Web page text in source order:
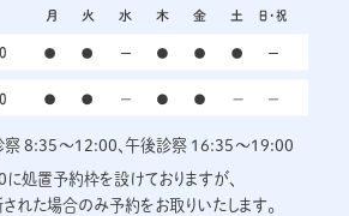
察 8:35～12:00、午後診察 16:35～19:00
処置予約枠を設けておりますが、
れた場合のみ予約をお取りいたします。